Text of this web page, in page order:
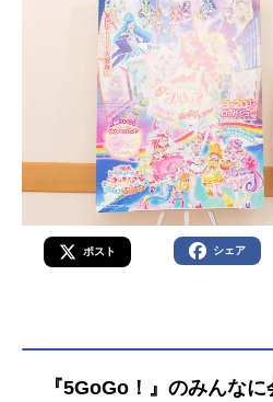
ポスト シェア
『5GoGo！』のみんな